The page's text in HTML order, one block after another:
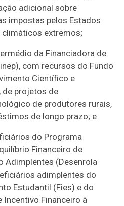
adicional sobre
impostas pelos Estados
climáticos extremos;
da Financiadora de
com recursos do Fundo
Científico e
de projetos de
de produtores rurais,
de longo prazo; e
do Programa
Financeiro de
Adimplentes (Desenrola
adimplentes do
Estudantil (Fies) e do
Incentivo Financeiro à